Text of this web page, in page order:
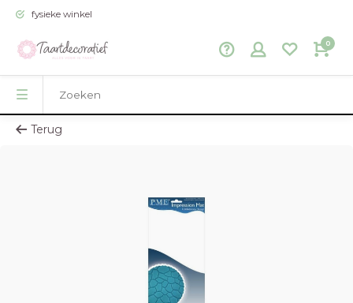
fysieke winkel
0
Terug